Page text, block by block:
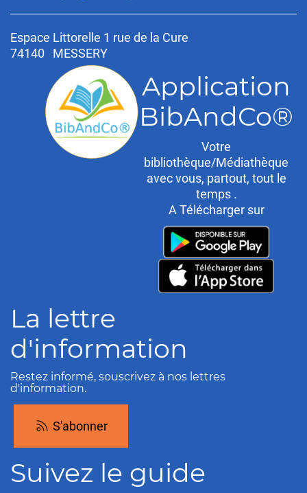
Espace Littorelle 1 rue de la Cure
74140 MESSERY
Application
BibAndCo®
Votre
bibliothèque/Médiathèque
avec vous, partout, tout le
temps .
A Télécharger sur
La lettre
d'information
Restez informé, souscrivez à nos lettres
d'information.
S'abonner
Suivez le guide